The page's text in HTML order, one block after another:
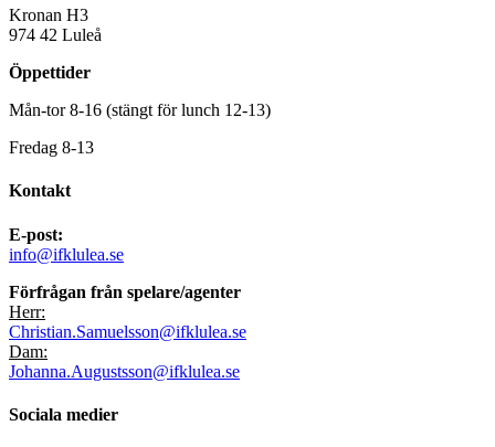
Kronan H3
974 42 Luleå
Öppettider
Mån-tor 8-16 (stängt för lunch 12-13)
Fredag 8-13
Kontakt
E-post:
info@ifklulea.se
Förfrågan från spelare/agenter
Herr:
Christian.Samuelsson@ifklulea.se
Dam:
Johanna.Augustsson@ifklulea.se
Sociala medier